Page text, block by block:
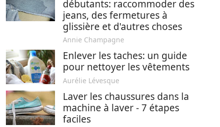
débutants: raccommoder des
jeans, des fermetures à
glissière et d'autres choses
Annie Champagne
Enlever les taches: un guide
pour nettoyer les vêtements
Aurélie Lévesque
Laver les chaussures dans la
machine à laver - 7 étapes
faciles